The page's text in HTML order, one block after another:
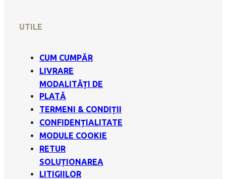
UTILE
CUM CUMPĂR
LIVRARE
MODALITĂȚI DE
PLATĂ
TERMENI & CONDIȚII
CONFIDENȚIALITATE
MODULE COOKIE
RETUR
SOLUȚIONAREA
LITIGIILOR